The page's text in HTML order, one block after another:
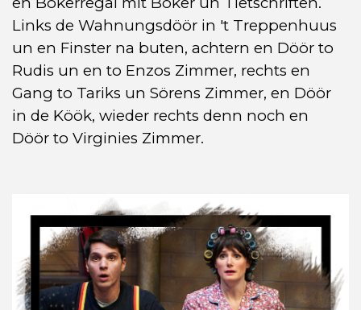
Links de Wahnungsdöör in 't Treppenhuus
un en Finster na buten, achtern en Döör to
Rudis un en to Enzos Zimmer, rechts en
Gang to Tariks un Sörens Zimmer, en Döör
in de Köök, wieder rechts denn noch en
Döör to Virginies Zimmer.